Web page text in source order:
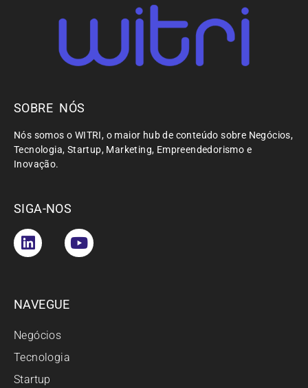
SOBRE NÓS
Nós somos o WITRI, o maior hub de conteúdo sobre Negócios,
Tecnologia, Startup, Marketing, Empreendedorismo e
Inovação.
SIGA-NOS
NAVEGUE
Negócios
Tecnologia
Startup